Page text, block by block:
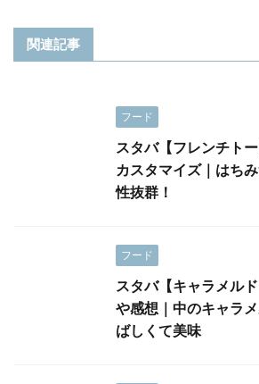
関連記事
フード
スタバ【フレンチト
カスタマイズ｜はち
性抜群！
フード
スタバ【キャラメル
や感想｜中のキャラ
ばしくて美味